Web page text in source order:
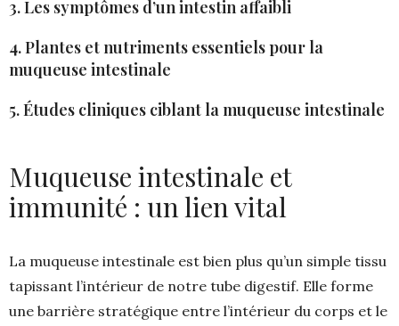
3. Les symptômes d’un intestin affaibli
4. Plantes et nutriments essentiels pour la
muqueuse intestinale
5. Études cliniques ciblant la muqueuse intestinale
Muqueuse intestinale et
immunité : un lien vital
La muqueuse intestinale est bien plus qu’un simple tissu
tapissant l’intérieur de notre tube digestif. Elle forme
une barrière stratégique entre l’intérieur du corps et le